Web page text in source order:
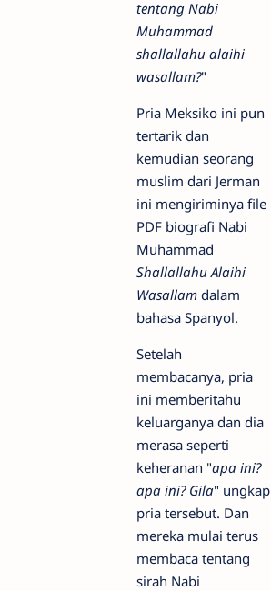
tentang Nabi
Muhammad
shallallahu alaihi
wasallam?"
Pria Meksiko ini pun
tertarik dan
kemudian seorang
muslim dari Jerman
ini mengiriminya file
PDF biografi Nabi
Muhammad
Shallallahu Alaihi
Wasallam dalam
bahasa Spanyol.
Setelah
membacanya, pria
ini memberitahu
keluarganya dan dia
merasa seperti
keheranan "apa ini?
apa ini? Gila" ungkap
pria tersebut. Dan
mereka mulai terus
membaca tentang
sirah Nabi